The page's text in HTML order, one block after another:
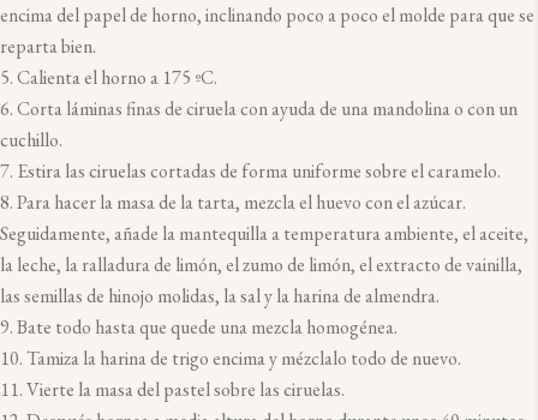
encima del papel de horno, inclinando poco a poco el molde para que se
reparta bien.
Calienta el horno a 175 ºC.
Corta láminas finas de ciruela con ayuda de una mandolina o con un
cuchillo.
Estira las ciruelas cortadas de forma uniforme sobre el caramelo.
Para hacer la masa de la tarta, mezcla el huevo con el azúcar.
Seguidamente, añade la mantequilla a temperatura ambiente, el aceite,
la leche, la ralladura de limón, el zumo de limón, el extracto de vainilla,
las semillas de hinojo molidas, la sal y la harina de almendra.
Bate todo hasta que quede una mezcla homogénea.
Tamiza la harina de trigo encima y mézclalo todo de nuevo.
Vierte la masa del pastel sobre las ciruelas.